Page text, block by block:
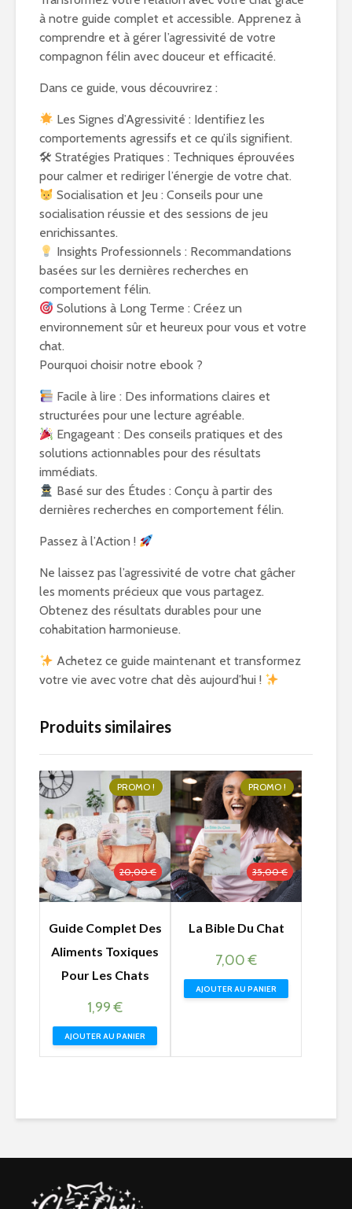
à notre guide complet et accessible. Apprenez à
comprendre et à gérer l’agressivité de votre
compagnon félin avec douceur et efficacité.
Dans ce guide, vous découvrirez :
Les Signes d’Agressivité : Identifiez les
comportements agressifs et ce qu’ils signifient.
🛠 Stratégies Pratiques : Techniques éprouvées
pour calmer et rediriger l’énergie de votre chat.
Socialisation et Jeu : Conseils pour une
socialisation réussie et des sessions de jeu
enrichissantes.
Insights Professionnels : Recommandations
basées sur les dernières recherches en
comportement félin.
Solutions à Long Terme : Créez un
environnement sûr et heureux pour vous et votre
chat.
Pourquoi choisir notre ebook ?
Facile à lire : Des informations claires et
structurées pour une lecture agréable.
Engageant : Des conseils pratiques et des
solutions actionnables pour des résultats
immédiats.
Basé sur des Études : Conçu à partir des
dernières recherches en comportement félin.
Passez à l’Action !
Ne laissez pas l’agressivité de votre chat gâcher
les moments précieux que vous partagez.
Obtenez des résultats durables pour une
cohabitation harmonieuse.
Achetez ce guide maintenant et transformez
votre vie avec votre chat dès aujourd’hui !
Produits similaires
PROMO !
Guide Complet Des
Aliments Toxiques
Pour Les Chats
20,00€
Le
prix
initial
1,99€Le
prix
actuel
AJOUTER AU PANIER
PROMO !
La Bible Du Chat
35,00€
Le
prix
initial
7,00€Le
prix
actuel
AJOUTER AU PANIER